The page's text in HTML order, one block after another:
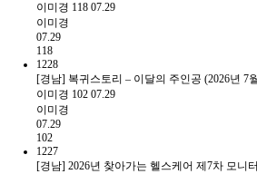
이미경 118 07.29
이미경
07.29
118
1228
[경남] 복귀스토리 – 이달의 주인공 (2026년 7
이미경 102 07.29
이미경
07.29
102
1227
[경남] 2026년 찾아가는 헬스케어 제7차 모니